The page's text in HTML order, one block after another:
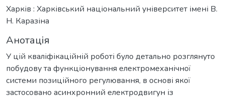
Харків : Харківський національний університет імені В.
Н. Каразіна
Анотація
У цій кваліфікаційній роботі було детально розглянуто
побудову та функціонування електромеханічної
системи позиційного регулювання, в основі якої
застосовано асинхронний електродвигун із